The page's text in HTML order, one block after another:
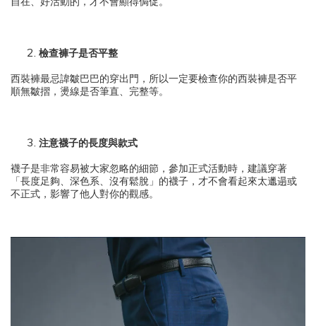
檢查褲子是否平整
西裝褲最忌諱皺巴巴的穿出門，所以一定要檢查你的西裝褲是否平
順無皺摺，燙線是否筆直、完整等。
注意襪子的長度與款式
襪子是非常容易被大家忽略的細節，參加正式活動時，建議穿著
「長度足夠、深色系、沒有鬆脫」的襪子，才不會看起來太邋遢或
不正式，影響了他人對你的觀感。